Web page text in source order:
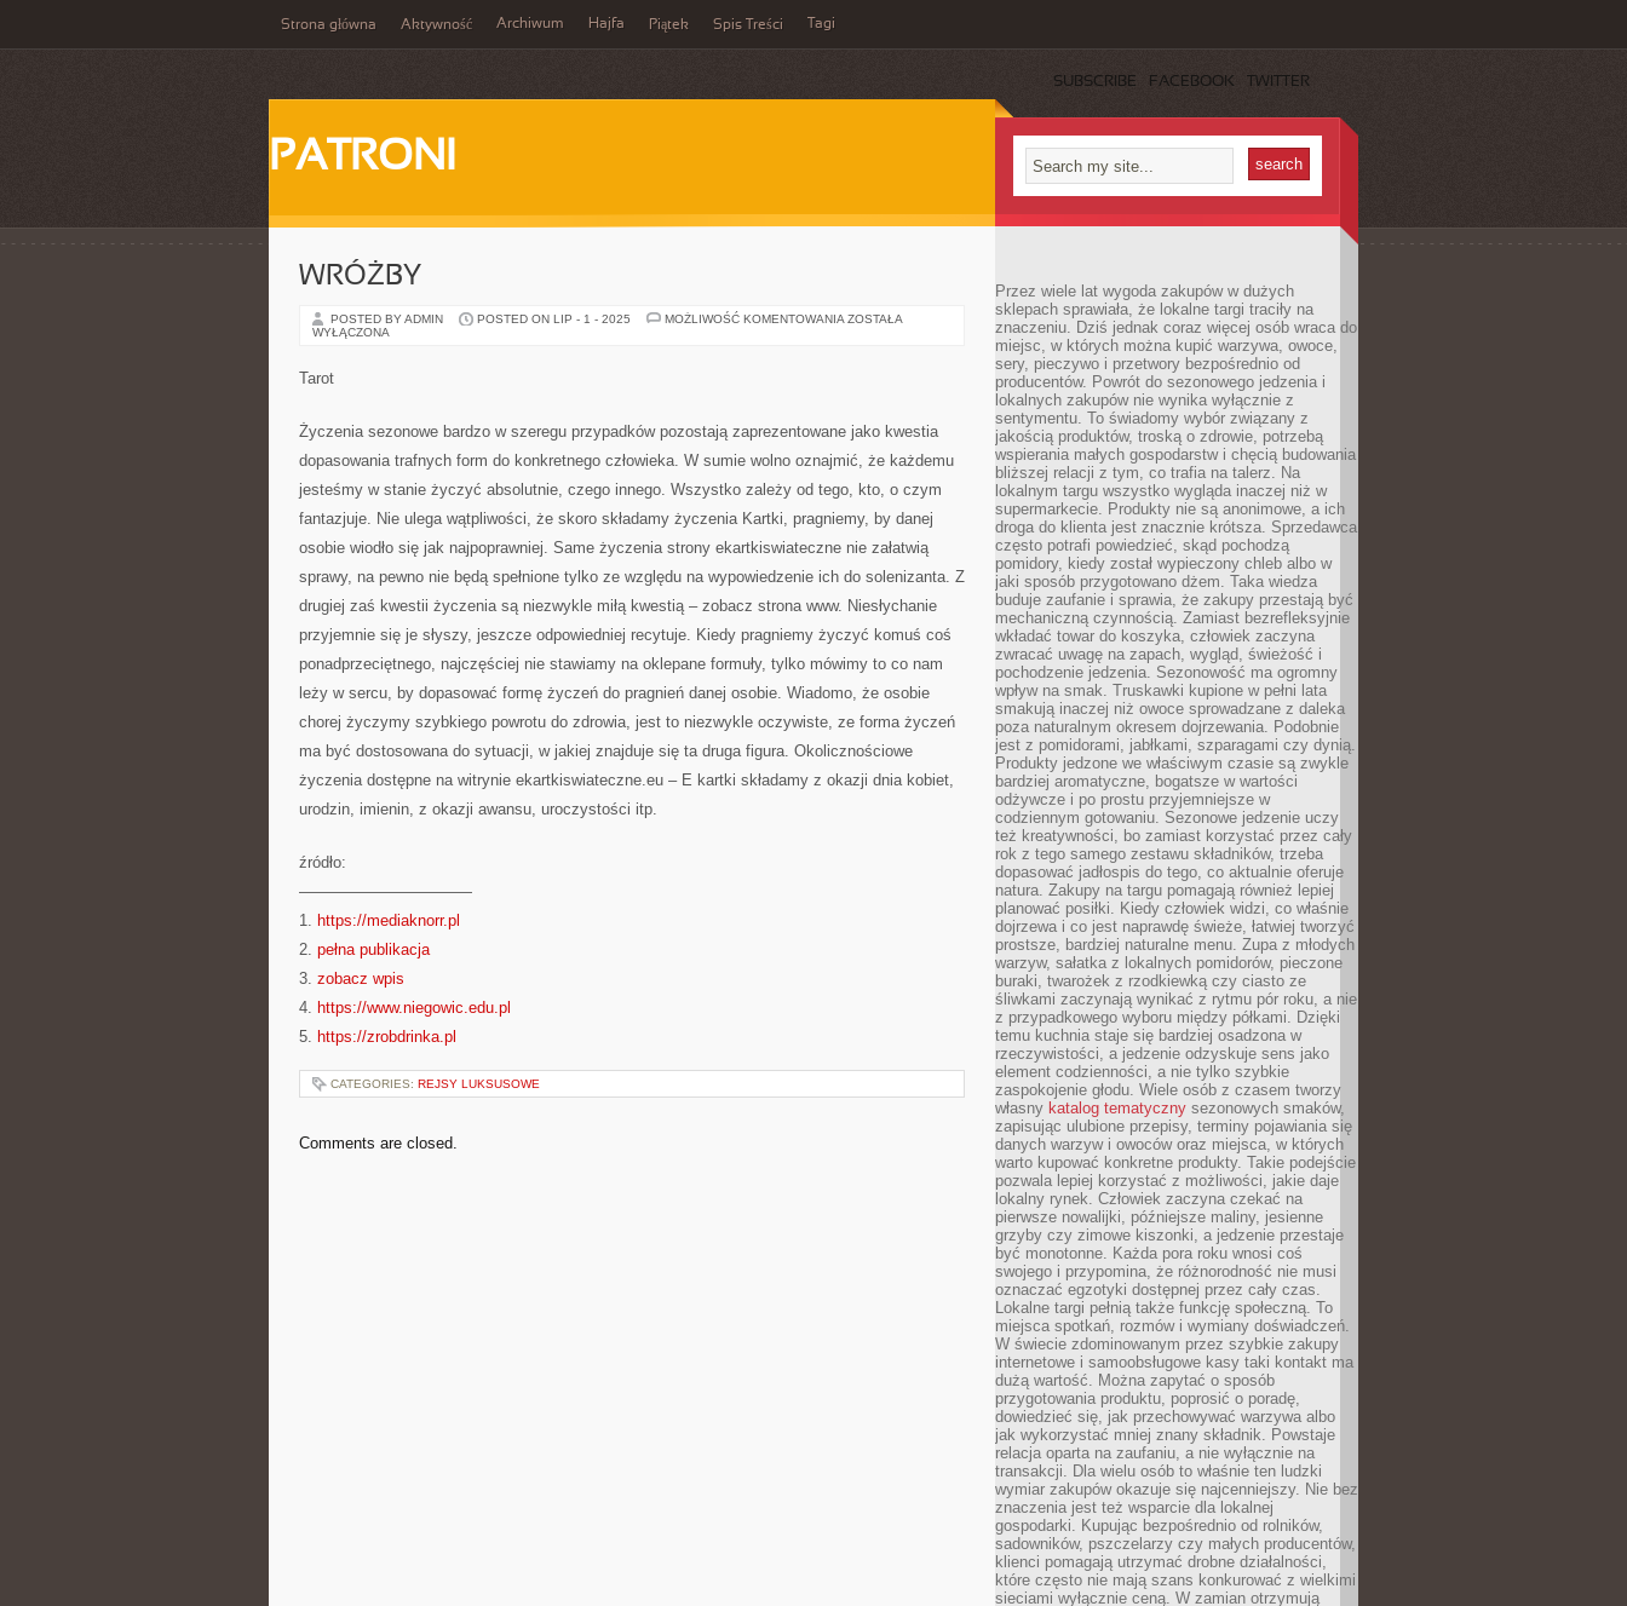
Strona główna Aktywność Archiwum Hajfa Piątek Spis Treści Tagi
SUBSCRIBE FACEBOOK TWITTER
PATRONI
WRÓŻBY
POSTED BY ADMIN POSTED ON LIP - 1 - 2025 MOŻLIWOŚĆ KOMENTOWANIA WRÓŻBY
ZOSTAŁA
WYŁĄCZONA
Tarot
Życzenia sezonowe bardzo w szeregu przypadków pozostają zaprezentowane jako kwestia
dopasowania trafnych form do konkretnego człowieka. W sumie wolno oznajmić, że każdemu
jesteśmy w stanie życzyć absolutnie, czego innego. Wszystko zależy od tego, kto, o czym
fantazjuje. Nie ulega wątpliwości, że skoro składamy życzenia Kartki, pragniemy, by danej
osobie wiodło się jak najpoprawniej. Same życzenia strony ekartkiswiateczne nie załatwią
sprawy, na pewno nie będą spełnione tylko ze względu na wypowiedzenie ich do solenizanta. Z
drugiej zaś kwestii życzenia są niezwykle miłą kwestią – zobacz strona www. Niesłychanie
przyjemnie się je słyszy, jeszcze odpowiedniej recytuje. Kiedy pragniemy życzyć komuś coś
ponadprzeciętnego, najczęściej nie stawiamy na oklepane formuły, tylko mówimy to co nam
leży w sercu, by dopasować formę życzeń do pragnień danej osobie. Wiadomo, że osobie
chorej życzymy szybkiego powrotu do zdrowia, jest to niezwykle oczywiste, ze forma życzeń
ma być dostosowana do sytuacji, w jakiej znajduje się ta druga figura. Okolicznościowe
życzenia dostępne na witrynie ekartkiswiateczne.eu – E kartki składamy z okazji dnia kobiet,
urodzin, imienin, z okazji awansu, uroczystości itp.
źródło:
———————————
1. https://mediaknorr.pl
2. pełna publikacja
3. zobacz wpis
4. https://www.niegowic.edu.pl
5. https://zrobdrinka.pl
CATEGORIES: REJSY LUKSUSOWE
Comments are closed.
Przez wiele lat wygoda zakupów w dużych
sklepach sprawiała, że lokalne targi traciły na
znaczeniu. Dziś jednak coraz więcej osób wraca do
miejsc, w których można kupić warzywa, owoce,
sery, pieczywo i przetwory bezpośrednio od
producentów. Powrót do sezonowego jedzenia i
lokalnych zakupów nie wynika wyłącznie z
sentymentu. To świadomy wybór związany z
jakością produktów, troską o zdrowie, potrzebą
wspierania małych gospodarstw i chęcią budowania
bliższej relacji z tym, co trafia na talerz. Na
lokalnym targu wszystko wygląda inaczej niż w
supermarkecie. Produkty nie są anonimowe, a ich
droga do klienta jest znacznie krótsza. Sprzedawca
często potrafi powiedzieć, skąd pochodzą
pomidory, kiedy został wypieczony chleb albo w
jaki sposób przygotowano dżem. Taka wiedza
buduje zaufanie i sprawia, że zakupy przestają być
mechaniczną czynnością. Zamiast bezrefleksyjnie
wkładać towar do koszyka, człowiek zaczyna
zwracać uwagę na zapach, wygląd, świeżość i
pochodzenie jedzenia. Sezonowość ma ogromny
wpływ na smak. Truskawki kupione w pełni lata
smakują inaczej niż owoce sprowadzane z daleka
poza naturalnym okresem dojrzewania. Podobnie
jest z pomidorami, jabłkami, szparagami czy dynią.
Produkty jedzone we właściwym czasie są zwykle
bardziej aromatyczne, bogatsze w wartości
odżywcze i po prostu przyjemniejsze w
codziennym gotowaniu. Sezonowe jedzenie uczy
też kreatywności, bo zamiast korzystać przez cały
rok z tego samego zestawu składników, trzeba
dopasować jadłospis do tego, co aktualnie oferuje
natura. Zakupy na targu pomagają również lepiej
planować posiłki. Kiedy człowiek widzi, co właśnie
dojrzewa i co jest naprawdę świeże, łatwiej tworzyć
prostsze, bardziej naturalne menu. Zupa z młodych
warzyw, sałatka z lokalnych pomidorów, pieczone
buraki, twarożek z rzodkiewką czy ciasto ze
śliwkami zaczynają wynikać z rytmu pór roku, a nie
z przypadkowego wyboru między półkami. Dzięki
temu kuchnia staje się bardziej osadzona w
rzeczywistości, a jedzenie odzyskuje sens jako
element codzienności, a nie tylko szybkie
zaspokojenie głodu. Wiele osób z czasem tworzy
własny katalog tematyczny sezonowych smaków,
zapisując ulubione przepisy, terminy pojawiania się
danych warzyw i owoców oraz miejsca, w których
warto kupować konkretne produkty. Takie podejście
pozwala lepiej korzystać z możliwości, jakie daje
lokalny rynek. Człowiek zaczyna czekać na
pierwsze nowalijki, późniejsze maliny, jesienne
grzyby czy zimowe kiszonki, a jedzenie przestaje
być monotonne. Każda pora roku wnosi coś
swojego i przypomina, że różnorodność nie musi
oznaczać egzotyki dostępnej przez cały czas.
Lokalne targi pełnią także funkcję społeczną. To
miejsca spotkań, rozmów i wymiany doświadczeń.
W świecie zdominowanym przez szybkie zakupy
internetowe i samoobsługowe kasy taki kontakt ma
dużą wartość. Można zapytać o sposób
przygotowania produktu, poprosić o poradę,
dowiedzieć się, jak przechowywać warzywa albo
jak wykorzystać mniej znany składnik. Powstaje
relacja oparta na zaufaniu, a nie wyłącznie na
transakcji. Dla wielu osób to właśnie ten ludzki
wymiar zakupów okazuje się najcenniejszy. Nie bez
znaczenia jest też wsparcie dla lokalnej
gospodarki. Kupując bezpośrednio od rolników,
sadowników, pszczelarzy czy małych producentów,
klienci pomagają utrzymać drobne działalności,
które często nie mają szans konkurować z wielkimi
sieciami wyłącznie ceną. W zamian otrzymują